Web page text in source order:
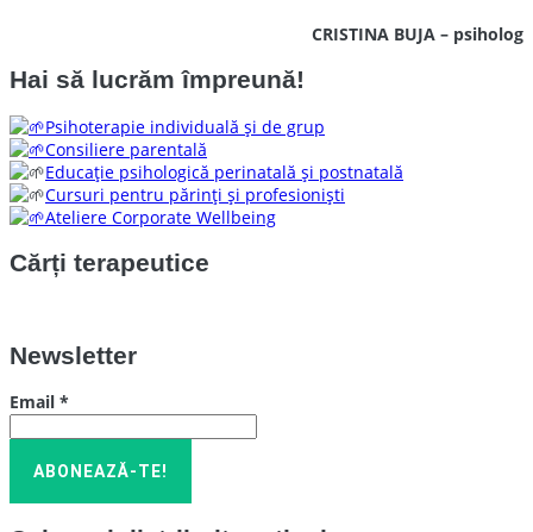
CRISTINA BUJA – psiholog
Hai să lucrăm împreună!
Psihoterapie individuală și de grup
Consiliere parentală
Educație psihologică perinatală și postnatală
Cursuri pentru părinți și profesioniști
Ateliere Corporate Wellbeing
Cărți terapeutice
Newsletter
Email *